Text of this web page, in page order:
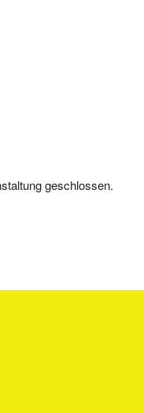
geschlossen.